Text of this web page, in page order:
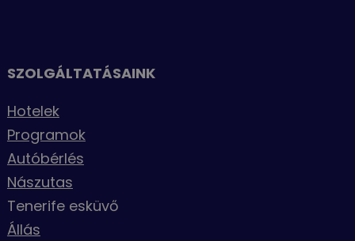
SZOLGÁLTATÁSAINK
Hotelek
Programok
Autóbérlés
Nászutas
Tenerife esküvő
Állás